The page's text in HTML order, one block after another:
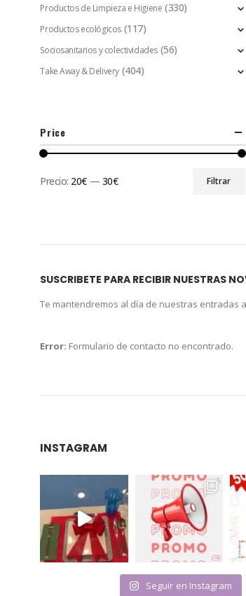
Productos de Limpieza e Higiene (330)
Productos ecológicos (117)
Sociosanitarios y colectividades (56)
Take Away & Delivery (404)
Price
Filtrar
Precio: 20€ — 30€
SUSCRIBETE PARA RECIBIR NUESTRAS
Te mantendremos al día de nuestras entradas
Error: Formulario de contacto no encontrado.
INSTAGRAM
Seguir en Instagram